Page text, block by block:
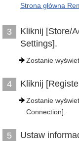
Strona główna
3 Kliknij [Store/
Settings].
Zostanie
4 Kliknij
Zostanie
Connection].
5
Ustaw